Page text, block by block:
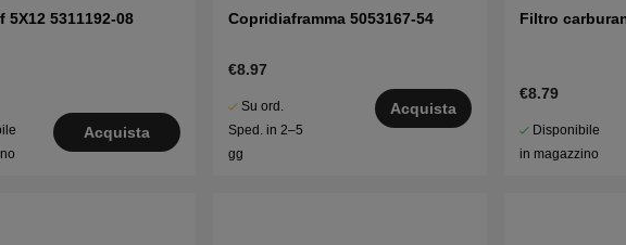
5X12 5311192-08
Acquista
Copridiaframma 5053167-54
€8.97
Su ord.
Sped. in 2–5
gg
Acquista
Filtro
€8.79
Disponibile
in magazzino